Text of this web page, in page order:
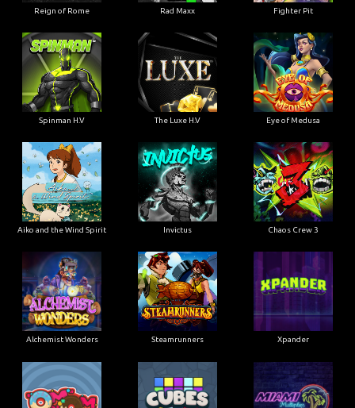
Reign of Rome Rad Maxx Fighter Pit
Spinman H.V The Luxe H.V Eye of Medusa
Aiko and the Wind Spirit Invictus Chaos Crew 3
Alchemist Wonders Steamrunners Xpander